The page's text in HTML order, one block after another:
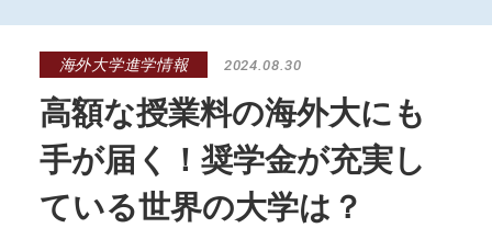
海外大学進学情報 2024.08.30
高額な授業料の海外大にも
手が届く！奨学金が充実し
ている世界の大学は？